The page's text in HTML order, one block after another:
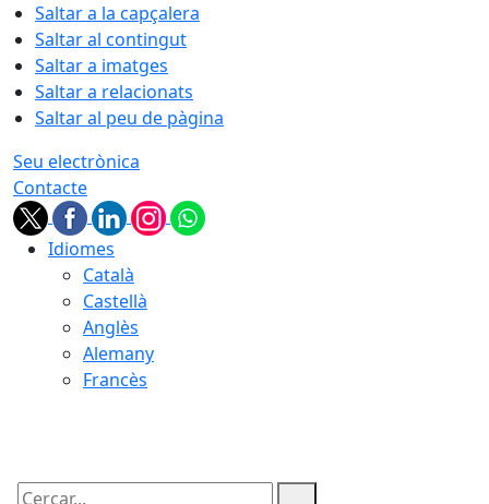
Saltar a la capçalera
Saltar al contingut
Saltar a imatges
Saltar a relacionats
Saltar al peu de pàgina
Seu electrònica
Contacte
Idiomes
Català
Castellà
Anglès
Alemany
Francès